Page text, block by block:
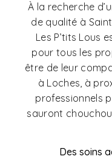
À la recherche
de qualité à
Les P’tits Lous
pour tous les
être de leur
à Loches, à
professionnels
sauront
Des soins